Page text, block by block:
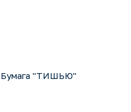
Бумага "ТИШЬЮ"